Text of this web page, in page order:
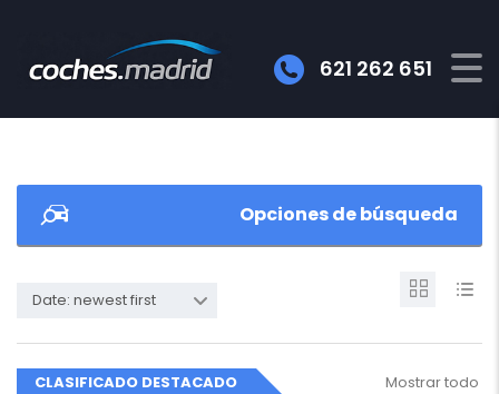
621 262 651
Opciones de búsqueda
Date: newest first
CLASIFICADO DESTACADO Mostrar todo